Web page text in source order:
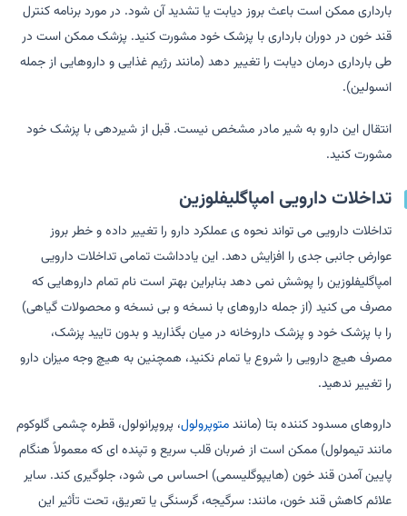
بارداری ممکن است باعث بروز دیابت یا تشدید آن شود. در مورد برنامه کنترل
قند خون در دوران بارداری با پزشک خود مشورت کنید. پزشک ممکن است در
طی بارداری درمان دیابت را تغییر دهد (مانند رژیم غذایی و داروهایی از جمله
انسولین).
انتقال این دارو به شیر مادر مشخص نیست. قبل از شیردهی با پزشک خود
مشورت کنید.
تداخلات دارویی امپاگلیفلوزین
تداخلات دارویی می تواند نحوه ی عملکرد دارو را تغییر داده و خطر بروز
عوارض جانبی جدی را افزایش دهد. این یادداشت تمامی تداخلات دارویی
امپاگلیفلوزین را پوشش نمی دهد بنابراین بهتر است نام تمام داروهایی که
مصرف می کنید (از جمله داروهای با نسخه و بی نسخه و محصولات گیاهی)
را با پزشک خود و پزشک داروخانه در میان بگذارید و بدون تایید پزشک،
مصرف هیچ دارویی را شروع یا تمام نکنید، همچنین به هیچ وجه میزان دارو
را تغییر ندهید.
داروهای مسدود کننده بتا (مانندمتوپرولول، پروپرانولول، قطره چشمی گلوکوم
مانند تیمولول) ممکن است از ضربان قلب سریع و تپنده ای که معمولاً هنگام
پایین آمدن قند خون (هایپوگلیسمی) احساس می شود، جلوگیری کند. سایر
علائم کاهش قند خون، مانند: سرگیجه، گرسنگی یا تعریق، تحت تأثیر این